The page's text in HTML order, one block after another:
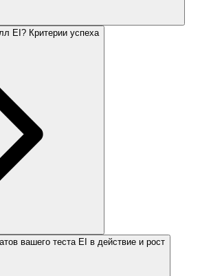
EI? Критерии успеха
вашего теста EI в действие и рост